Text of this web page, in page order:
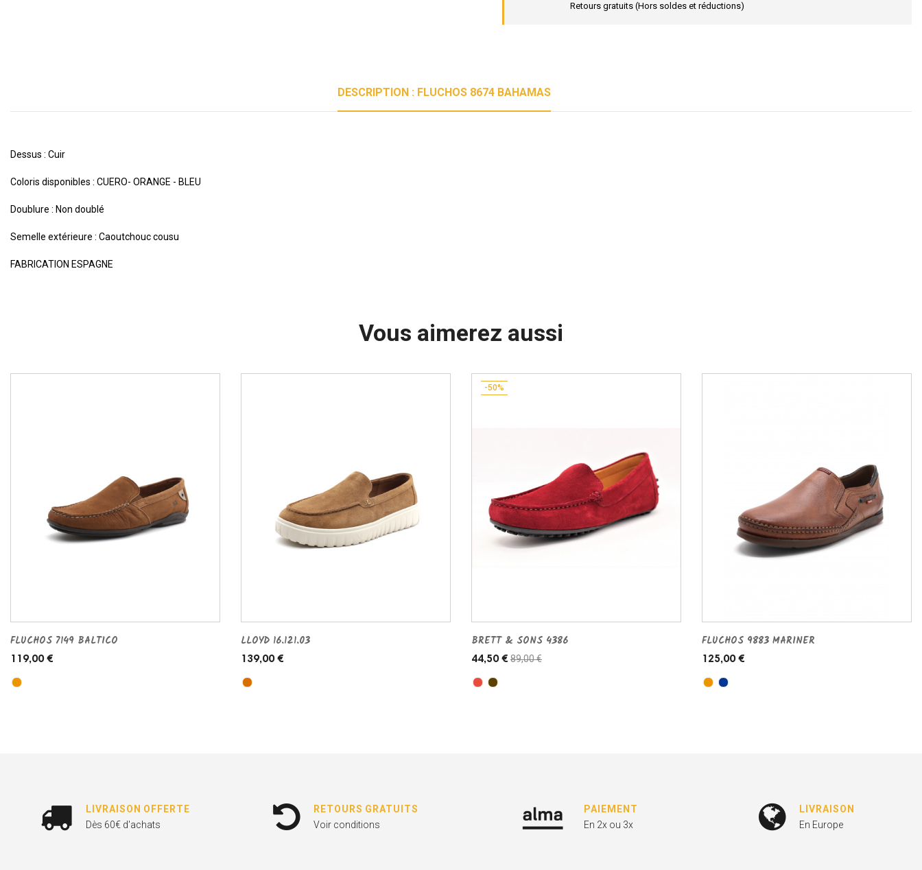
Retours gratuits (Hors soldes et réductions)
DESCRIPTION : FLUCHOS 8674 BAHAMAS
Dessus : Cuir
Coloris disponibles : CUERO- ORANGE - BLEU
Doublure : Non doublé
Semelle extérieure : Caoutchouc cousu
FABRICATION ESPAGNE
Vous aimerez aussi
FLUCHOS 7149 BALTICO
119,00 €
LLOYD 16.121.03
139,00 €
-50%
BRETT & SONS 4386
44,50 € 89,00 €
FLUCHOS 9883 MARINER
125,00 €
LIVRAISON OFFERTE
Dès 60€ d'achats
RETOURS GRATUITS
Voir conditions
PAIEMENT
En 2x ou 3x
LIVRAISON
En Europe